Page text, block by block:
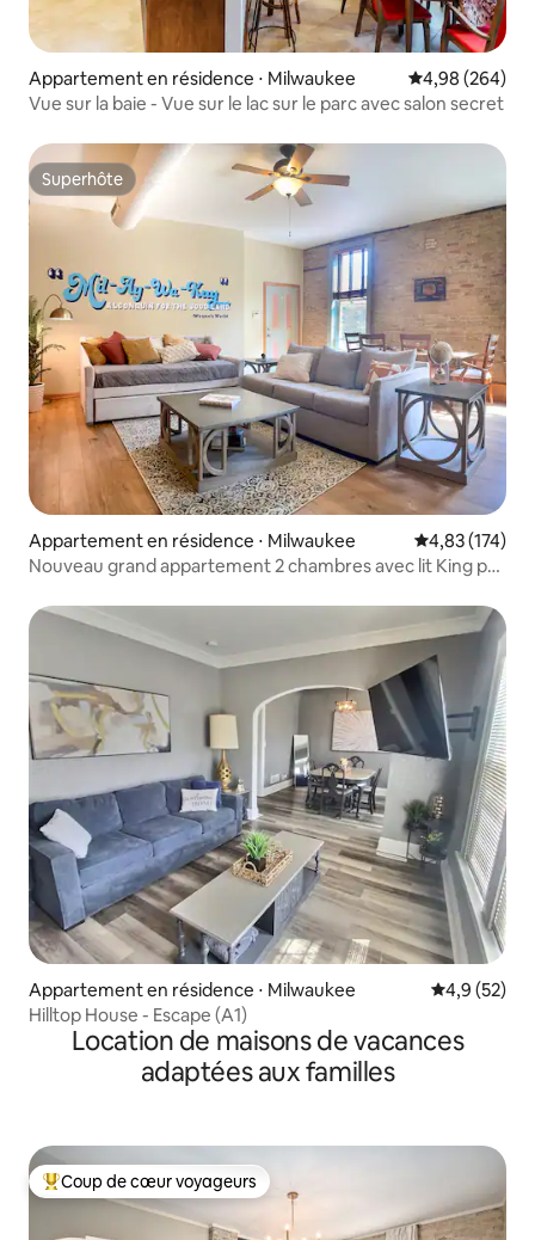
Appartement en résidence ⋅ Milwaukee Évaluation
4,98 (264)
Vue sur la baie - Vue sur le lac sur le parc avec salon secret
Superhôte
Superhôte
Appartement en résidence ⋅ Milwaukee Évaluation
4,83 (174)
Nouveau grand appartement 2 chambres avec lit King par
Appartement en résidence ⋅ Milwaukee Évaluation
4,9 (52)
Hilltop House - Escape (A1)
Location de maisons de vacances
adaptées aux familles
Coups de cœur voyageurs les plus appréciés
Coup de cœur voyageurs